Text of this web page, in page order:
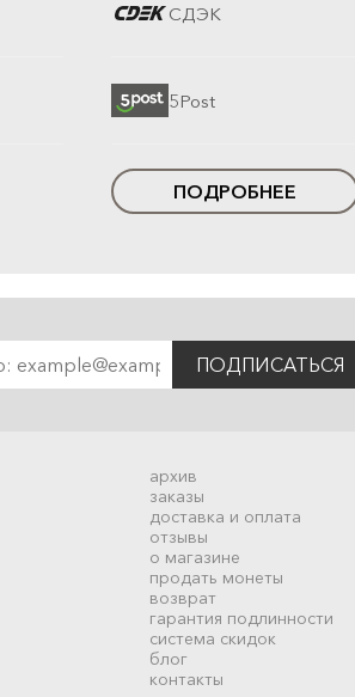
СДЭК
5Post
ПОДРОБНЕЕ
ПОДПИСАТЬСЯ
архив
заказы
доставка и оплата
отзывы
о магазине
продать монеты
возврат
гарантия подлинности
система скидок
блог
контакты